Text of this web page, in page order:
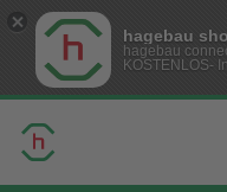
hagebau
hagebau
KOSTENLOS-